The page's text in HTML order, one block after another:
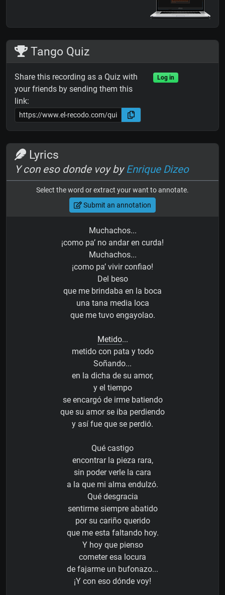
Tango Quiz
Share this recording as a Quiz with
your friends by sending them this
link:
Log in
Lyrics
Y con eso donde voy byEnrique Dizeo
Select the word or extract your want to annotate.
Submit an annotation
Muchachos...
¡como pa’ no andar en curda!
Muchachos...
¡como pa’ vivir confiao!
Del beso
que me brindaba en la boca
una tana media loca
que me tuvo engayolao.
Metido...
metido con pata y todo
Soñando...
en la dicha de su amor,
y el tiempo
se encargó de irme batiendo
que su amor se iba perdiendo
y así fue que se perdió.
Qué castigo
encontrar la pieza rara,
sin poder verle la cara
a la que mi alma endulzó.
Qué desgracia
sentirme siempre abatido
por su cariño querido
que me esta faltando hoy.
Y hoy que pienso
cometer esa locura
de fajarme un bufonazo...
¡Y con eso dónde voy!